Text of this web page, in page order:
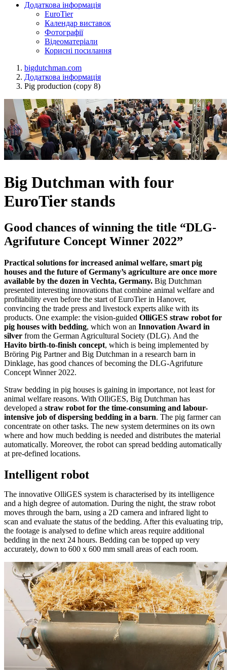
Додаткова інформація
EuroTier
Календар виставок
Фотографії
Відеоматеріали
Корисні посилання
bigdutchman.com
Додаткова інформація
Pig production (copy 8)
Big Dutchman with four
EuroTier stands
Good chances of winning the title “DLG-
Agrifuture Concept Winner 2022”
Practical solutions for increased animal welfare, smart pig
houses and the future of Germany’s agriculture are once more
available by the dozen in Vechta, Germany. Big Dutchman
presented interesting innovations that combine animal welfare and
profitability even before the start of EuroTier in Hanover,
convincing the trade press and livestock experts alike with its
products. One example: the vision-guided OlliGES straw robot for
pig houses with bedding, which won an Innovation Award in
silver from the German Agricultural Society (DLG). And the
Havito birth-to-finish concept, which is being implemented by
Bröring Pig Partner and Big Dutchman in a research barn in
Dinklage, has good chances of becoming the DLG-Agrifuture
Concept Winner 2022.
Straw bedding in pig houses is gaining in importance, not least for
animal welfare reasons. With OlliGES, Big Dutchman has
developed a straw robot for the time-consuming and labour-
intensive job of dispersing bedding in a barn. The pig farmer can
concentrate on other tasks. The new system determines on its own
where and how much bedding is needed and distributes the material
automatically. Moreover, the robot can spread bedding automatically
at pre-defined locations.
Intelligent robot
The innovative OlliGES system is characterised by its intelligence
and a high degree of automation. During the night, the straw robot
moves through the barn, using a 2D camera and infrared light to
scan and evaluate the status of the bedding. After this evaluating trip,
the footage is analysed to define which areas require additional
bedding in the next 24 hours. Bedding can be topped up very
accurately, down to 600 x 600 mm small areas of each room.